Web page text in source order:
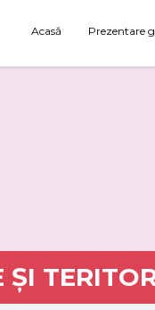
Acasă Prezentare